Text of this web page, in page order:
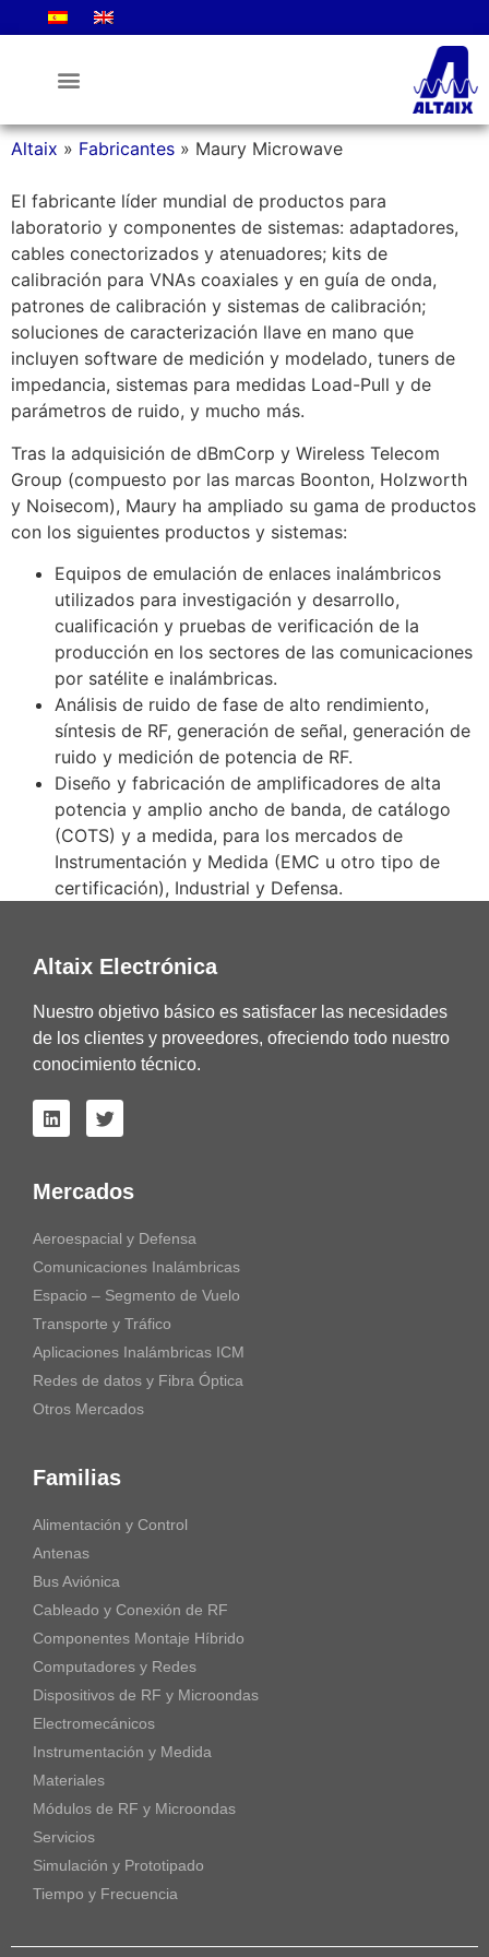
Altaix » Fabricantes » Maury Microwave
El fabricante líder mundial de productos para
laboratorio y componentes de sistemas: adaptadores,
cables conectorizados y atenuadores; kits de
calibración para VNAs coaxiales y en guía de onda,
patrones de calibración y sistemas de calibración;
soluciones de caracterización llave en mano que
incluyen software de medición y modelado, tuners de
impedancia, sistemas para medidas Load-Pull y de
parámetros de ruido, y mucho más.
Tras la adquisición de dBmCorp y Wireless Telecom
Group (compuesto por las marcas Boonton, Holzworth
y Noisecom), Maury ha ampliado su gama de productos
con los siguientes productos y sistemas:
Equipos de emulación de enlaces inalámbricos
utilizados para investigación y desarrollo,
cualificación y pruebas de verificación de la
producción en los sectores de las comunicaciones
por satélite e inalámbricas.
Análisis de ruido de fase de alto rendimiento,
síntesis de RF, generación de señal, generación de
ruido y medición de potencia de RF.
Diseño y fabricación de amplificadores de alta
potencia y amplio ancho de banda, de catálogo
(COTS) y a medida, para los mercados de
Instrumentación y Medida (EMC u otro tipo de
certificación), Industrial y Defensa.
Altaix Electrónica
Nuestro objetivo básico es satisfacer las necesidades
de los clientes y proveedores, ofreciendo todo nuestro
conocimiento técnico.
Mercados
Aeroespacial y Defensa
Comunicaciones Inalámbricas
Espacio – Segmento de Vuelo
Transporte y Tráfico
Aplicaciones Inalámbricas ICM
Redes de datos y Fibra Óptica
Otros Mercados
Familias
Alimentación y Control
Antenas
Bus Aviónica
Cableado y Conexión de RF
Componentes Montaje Híbrido
Computadores y Redes
Dispositivos de RF y Microondas
Electromecánicos
Instrumentación y Medida
Materiales
Módulos de RF y Microondas
Servicios
Simulación y Prototipado
Tiempo y Frecuencia